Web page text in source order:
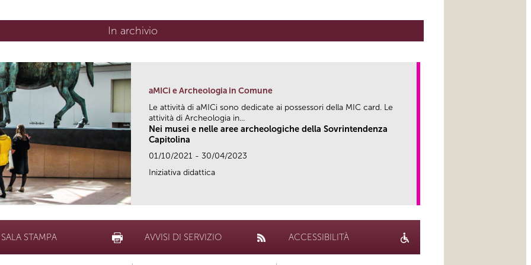
In archivio
aMICi e Archeologia in Comune
Le attività di aMICi sono dedicate ai possessori della MIC card. Le
attività di Archeologia in...
Nei musei e nelle aree archeologiche della Sovrintendenza
Capitolina
01/10/2021 - 30/04/2023
Iniziativa didattica
SALA STAMPA AVVISI DI SERVIZIO ACCESSIBILITÀ